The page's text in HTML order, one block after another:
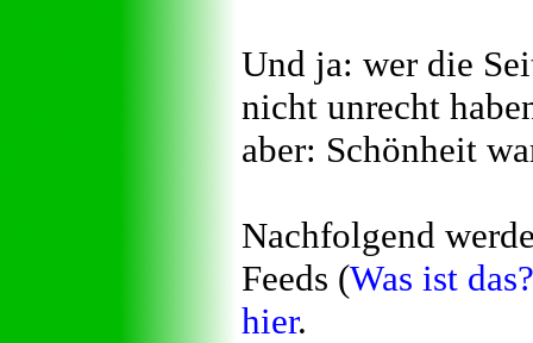
Und ja: wer die
nicht unrecht
aber: Schönheit
Nachfolgend
Feeds (Was ist das?
hier.